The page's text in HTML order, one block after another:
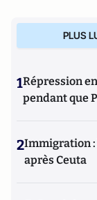
PLUS
1Répression
pendant que
2Immigration :
après Ceuta